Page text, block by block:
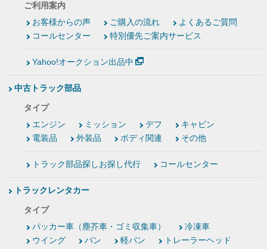
ご利用案内
お客様からの声
ご購入の流れ
よくあるご質問
コールセンター
特別優先ご案内サービス
Yahoo!オークション出品中
中古トラック部品
タイプ
エンジン
ミッション デフ
キャビン
電装品
外装品 ボディ関連 その他
トラック部品探しお探し代行 コールセンター
トラックレンタカー
タイプ
パッカー車（塵芥車・ゴミ収集車）
冷凍車
ウイング
バン 軽バン
トレーラーヘッド